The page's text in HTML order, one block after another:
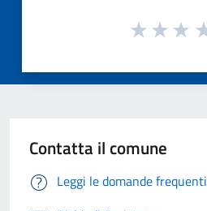
Contatta il comune
Leggi le domande frequenti